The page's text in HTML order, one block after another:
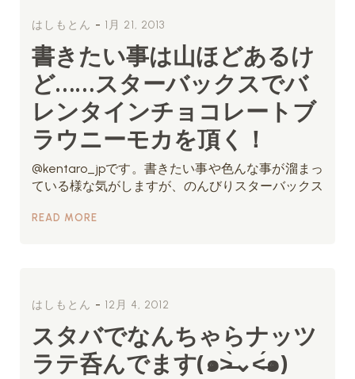
はしもとん - 1月 21, 2013
書きたい事は山ほどあるけ
ど……スターバックスでバ
レンタインチョコレートブ
ラウニーモカを頂く！
@kentaro_jpです。書きたい事や色んな事が溜まっ
ている様な気がしますが、のんびりスターバックス
READ MORE
はしもとん - 12月 4, 2012
スタバでなんちゃらナッツ
ラテ呑んでます(๑˃̶̀⌄˂̶́๑)